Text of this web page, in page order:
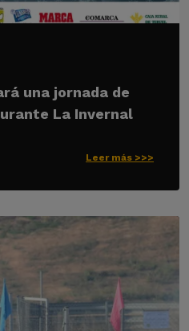
una jornada de
La Invernal
Leer más >>>